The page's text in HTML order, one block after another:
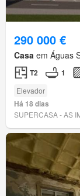
290 000 €
Casa em Águas
T2 1
Elevador
Há 18 dias
SUPERCASA - AS